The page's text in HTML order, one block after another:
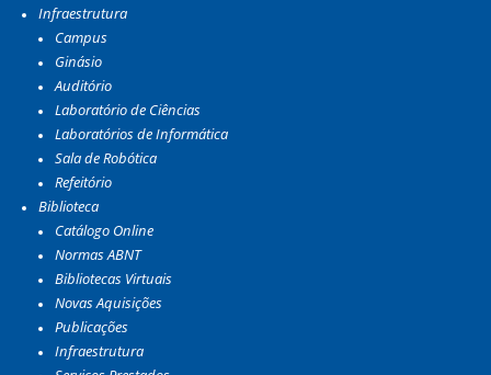
Infraestrutura
Campus
Ginásio
Auditório
Laboratório de Ciências
Laboratórios de Informática
Sala de Robótica
Refeitório
Biblioteca
Catálogo Online
Normas ABNT
Bibliotecas Virtuais
Novas Aquisições
Publicações
Infraestrutura